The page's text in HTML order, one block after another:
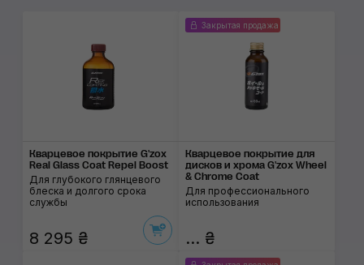
Кварцевое покрытие G'zox
Real Glass Coat Repel Boost
Для глубокого глянцевого
блеска и долгого срока
службы
8 295 ₴
Закрытая продажа
Кварцевое покрытие для
дисков и хрома G'zox Wheel
& Chrome Coat
Для профессионального
использования
... ₴